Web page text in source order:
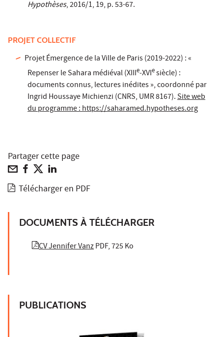
Hypothèses, 2016/1, 19, p. 53-67.
PROJET COLLECTIF
Projet Émergence de la Ville de Paris (2019-2022) : «
Repenser le Sahara médiéval (XIIIe‑XVIesiècle) :
documents connus, lectures inédites », coordonné par
Ingrid Houssaye Michienzi (CNRS, UMR 8167).Site web
du programme : https://saharamed.hypotheses.org
Partager cette page
Télécharger en PDF
DOCUMENTS À TÉLÉCHARGER
CV Jennifer VanzPDF, 725 Ko
PUBLICATIONS